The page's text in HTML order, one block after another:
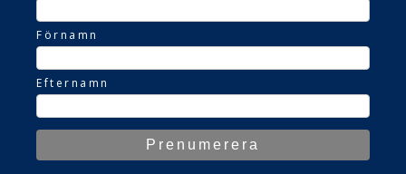
Förnamn
Efternamn